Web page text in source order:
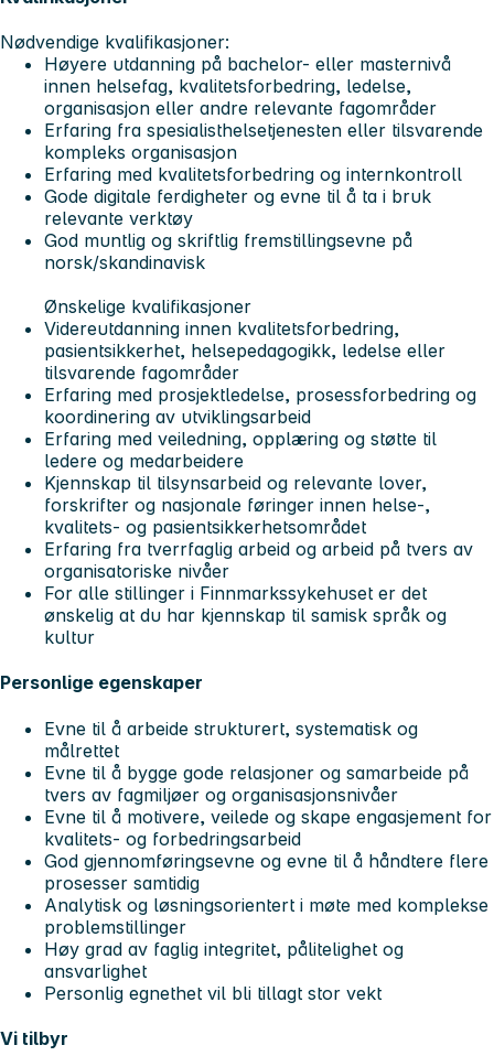
Nødvendige kvalifikasjoner:
Høyere utdanning på bachelor- eller masternivå
innen helsefag, kvalitetsforbedring, ledelse,
organisasjon eller andre relevante fagområder
Erfaring fra spesialisthelsetjenesten eller tilsvarende
kompleks organisasjon
Erfaring med kvalitetsforbedring og internkontroll
Gode digitale ferdigheter og evne til å ta i bruk
relevante verktøy
God muntlig og skriftlig fremstillingsevne på
norsk/skandinavisk
Ønskelige kvalifikasjoner
Videreutdanning innen kvalitetsforbedring,
pasientsikkerhet, helsepedagogikk, ledelse eller
tilsvarende fagområder
Erfaring med prosjektledelse, prosessforbedring og
koordinering av utviklingsarbeid
Erfaring med veiledning, opplæring og støtte til
ledere og medarbeidere
Kjennskap til tilsynsarbeid og relevante lover,
forskrifter og nasjonale føringer innen helse-,
kvalitets- og pasientsikkerhetsområdet
Erfaring fra tverrfaglig arbeid og arbeid på tvers av
organisatoriske nivåer
For alle stillinger i Finnmarkssykehuset er det
ønskelig at du har kjennskap til samisk språk og
kultur
Personlige egenskaper
Evne til å arbeide strukturert, systematisk og
målrettet
Evne til å bygge gode relasjoner og samarbeide på
tvers av fagmiljøer og organisasjonsnivåer
Evne til å motivere, veilede og skape engasjement for
kvalitets- og forbedringsarbeid
God gjennomføringsevne og evne til å håndtere flere
prosesser samtidig
Analytisk og løsningsorientert i møte med komplekse
problemstillinger
Høy grad av faglig integritet, pålitelighet og
ansvarlighet
Personlig egnethet vil bli tillagt stor vekt
Vi tilbyr